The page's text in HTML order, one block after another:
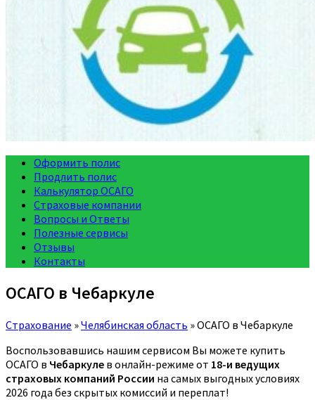
Оформить полис
Продлить полис
Калькулятор ОСАГО
Страховые компании
Вопросы и Ответы
Полезные сервисы
Отзывы
Контакты
ОСАГО в Чебаркуле
Страхование »Челябинская область »ОСАГО в Чебаркуле
Воспользовавшись нашим сервисом Вы можете купить
ОСАГО в Чебаркуле в онлайн-режиме от 18-и ведущих
страховых компаний России на самых выгодных условиях
2026 года без скрытых комиссий и переплат!